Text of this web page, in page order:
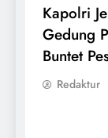
Kapolri
Gedung
Buntet
Redaktur